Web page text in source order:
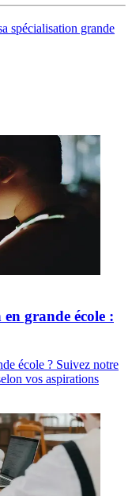
spécialisation grande
grande école :
école ? Suivez notre
vos aspirations